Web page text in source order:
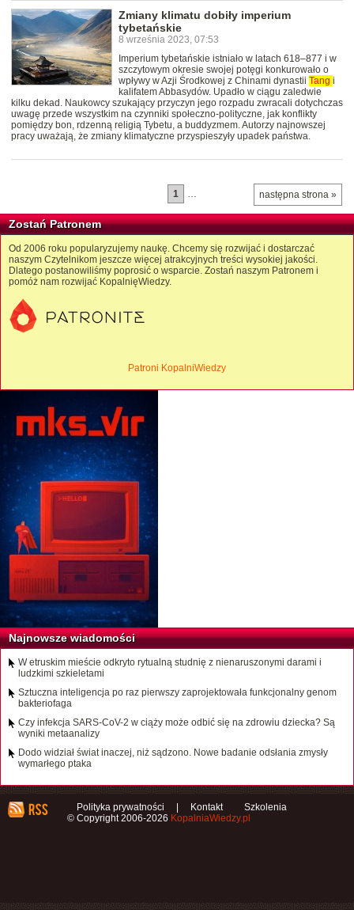
Zmiany klimatu dobiły imperium
tybetańskie
8 września 2023, 07:53
Imperium tybetańskie istniało w latach 618–877 i w
szczytowym okresie swojej potęgi konkurowało o
wpływy w Azji Środkowej z Chinami dynastii Tang i
kalifatem Abbasydów. Upadło w ciągu zaledwie
kilku dekad. Naukowcy szukający przyczyn jego rozpadu zwracali dotychczas
uwagę przede wszystkim na czynniki społeczno-polityczne, jak konflikty
pomiędzy bon, rdzenną religią Tybetu, a buddyzmem. Autorzy najnowszej
pracy uważają, że zmiany klimatyczne przyspieszyły upadek państwa.
następna strona »
1 …
Zostań Patronem
Od 2006 roku popularyzujemy naukę. Chcemy się rozwijać i dostarczać
naszym Czytelnikom jeszcze więcej atrakcyjnych treści wysokiej jakości.
Dlatego postanowiliśmy poprosić o wsparcie. Zostań naszym Patronem i
pomóż nam rozwijać KopalnięWiedzy.
Patroni KopalniWiedzy
Najnowsze wiadomości
W etruskim mieście odkryto rytualną studnię z nienaruszonymi darami i
ludzkimi szkieletami
Sztuczna inteligencja po raz pierwszy zaprojektowała funkcjonalny genom
bakteriofaga
Czy infekcja SARS-CoV-2 w ciąży może odbić się na zdrowiu dziecka? Są
wyniki metaanalizy
Dodo widział świat inaczej, niż sądzono. Nowe badanie odsłania zmysły
wymarłego ptaka
Polityka prywatności Kontakt
Szkolenia
© Copyright 2006-2026 KopalniaWiedzy.pl